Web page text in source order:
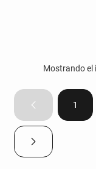
Mostrando el
Página anterior
1
Página siguiente